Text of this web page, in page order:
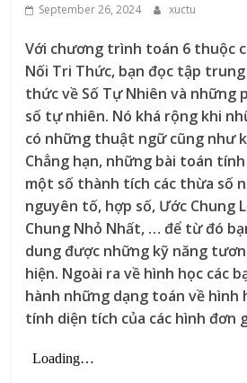
September 26, 2024 xuctu
Với chương trình toán 6 thuộc
Nối Tri Thức, bạn đọc tập
thức về Số Tự Nhiên và
số tự nhiên. Nó khá rộng khi
có những thuật ngữ cũng như
Chẳng hạn, những bài toán
một số thành tích các thừa số
nguyên tố, hợp số, Ước Chung
Chung Nhỏ Nhất, … để từ đó
dung được những kỹ năng
hiện. Ngoài ra về hình học các
hành những dạng toán về hình
tính diện tích của các hình đơn